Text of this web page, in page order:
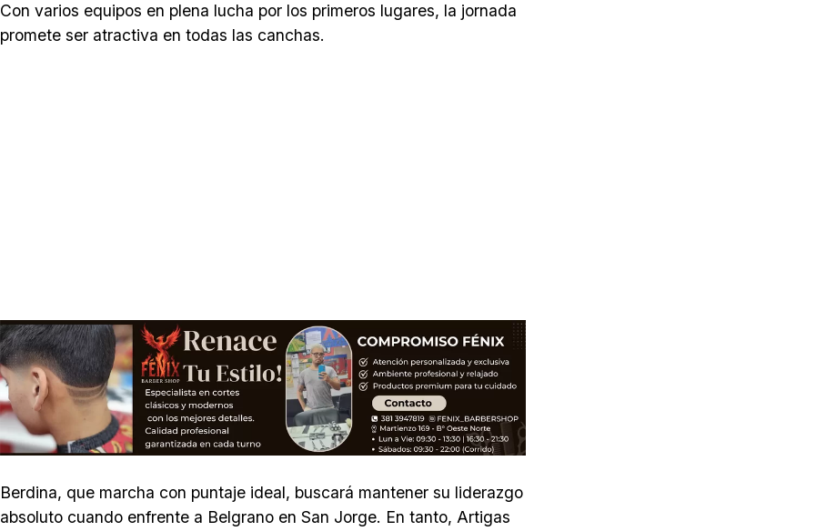
Con varios equipos en plena lucha por los primeros lugares, la jornada
promete ser atractiva en todas las canchas.
Berdina, que marcha con puntaje ideal, buscará mantener su liderazgo
absoluto cuando enfrente a Belgrano en San Jorge. En tanto, Artigas